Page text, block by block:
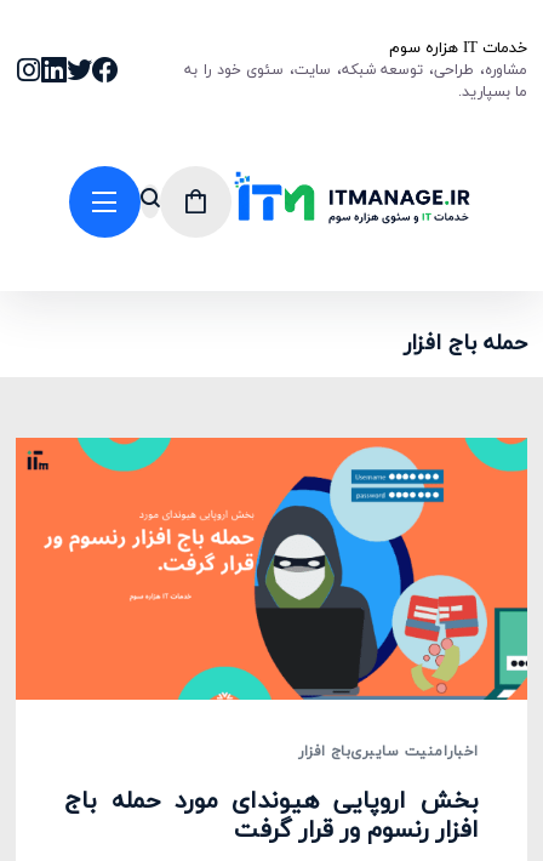
خدمات IT هزاره سوم
مشاوره، طراحی، توسعه شبکه، سایت، سئوی خود را به
ما بسپارید.
حمله باج افزار
اخبارامنیت سایبریباج افزار
بخش اروپایی هیوندای مورد حمله باج
افزار رنسوم ور قرار گرفت